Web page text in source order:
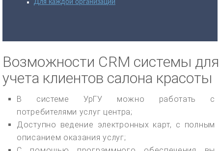
Для каждой организации
Возможности CRM системы для
учета клиентов салона красоты
В системе УрГУ можно работать с
потребителями услуг центра;
Доступно ведение электронных карт, с полным
описанием оказания услуг;